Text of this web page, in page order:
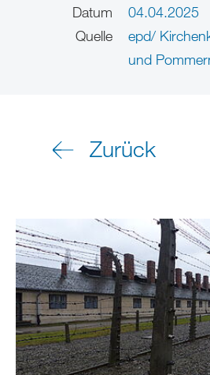
Datum
04.04.2025
Quelle
epd/
und
Zurück